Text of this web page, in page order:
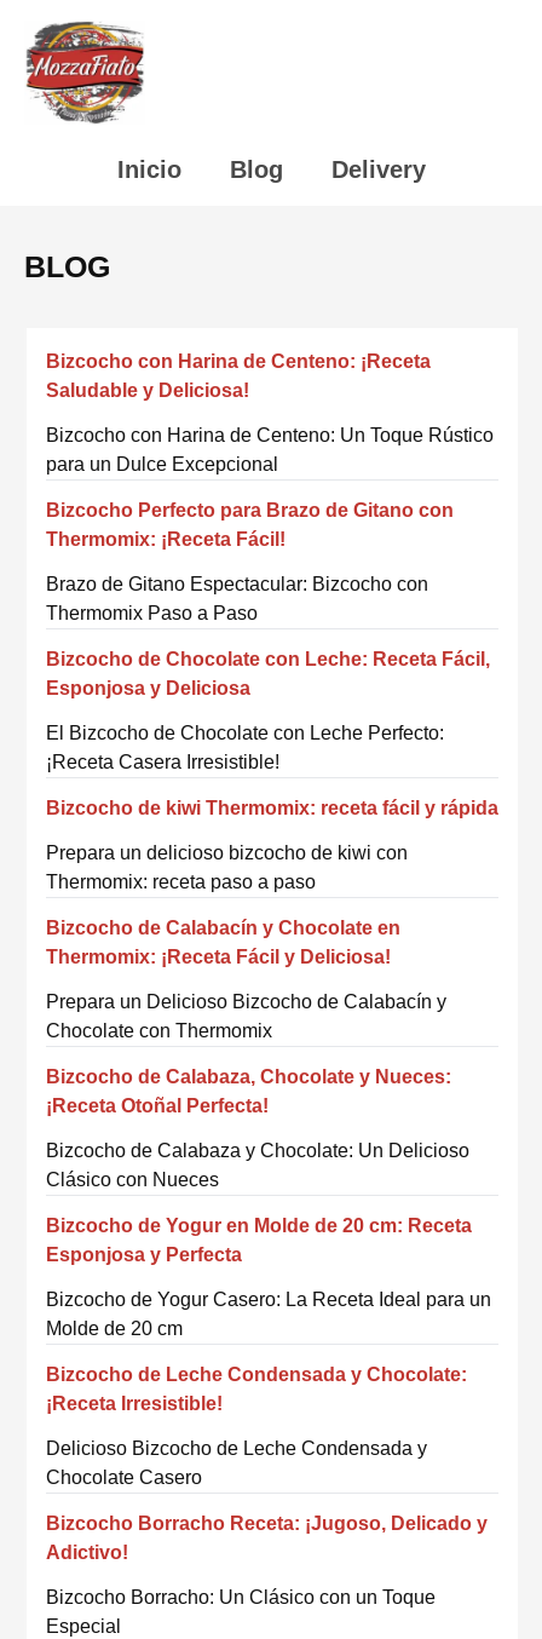
Inicio Blog Delivery
BLOG
Bizcocho con Harina de Centeno: ¡Receta
Saludable y Deliciosa!
Bizcocho con Harina de Centeno: Un Toque Rústico
para un Dulce Excepcional
Bizcocho Perfecto para Brazo de Gitano con
Thermomix: ¡Receta Fácil!
Brazo de Gitano Espectacular: Bizcocho con
Thermomix Paso a Paso
Bizcocho de Chocolate con Leche: Receta Fácil,
Esponjosa y Deliciosa
El Bizcocho de Chocolate con Leche Perfecto:
¡Receta Casera Irresistible!
Bizcocho de kiwi Thermomix: receta fácil y rápida
Prepara un delicioso bizcocho de kiwi con
Thermomix: receta paso a paso
Bizcocho de Calabacín y Chocolate en
Thermomix: ¡Receta Fácil y Deliciosa!
Prepara un Delicioso Bizcocho de Calabacín y
Chocolate con Thermomix
Bizcocho de Calabaza, Chocolate y Nueces:
¡Receta Otoñal Perfecta!
Bizcocho de Calabaza y Chocolate: Un Delicioso
Clásico con Nueces
Bizcocho de Yogur en Molde de 20 cm: Receta
Esponjosa y Perfecta
Bizcocho de Yogur Casero: La Receta Ideal para un
Molde de 20 cm
Bizcocho de Leche Condensada y Chocolate:
¡Receta Irresistible!
Delicioso Bizcocho de Leche Condensada y
Chocolate Casero
Bizcocho Borracho Receta: ¡Jugoso, Delicado y
Adictivo!
Bizcocho Borracho: Un Clásico con un Toque
Especial